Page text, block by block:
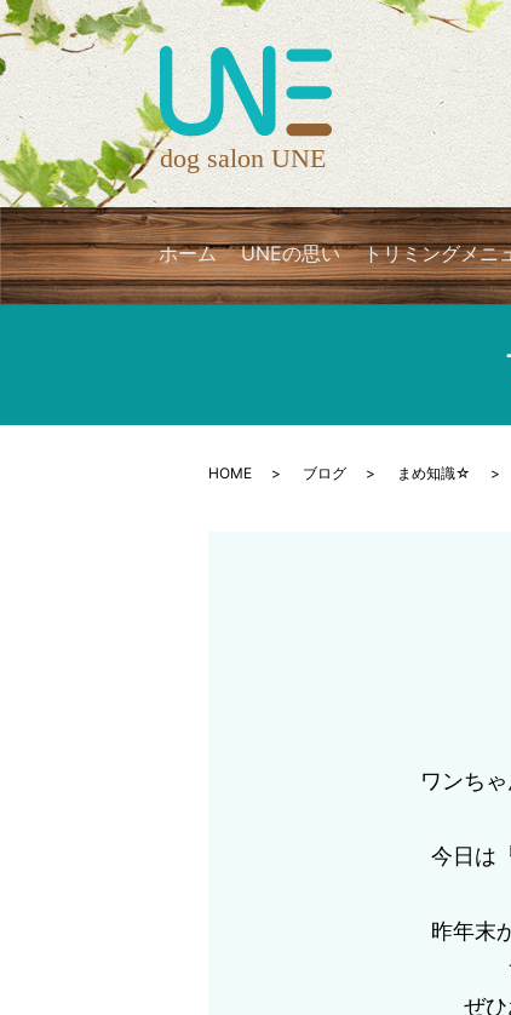
ホーム UNEの思い トリミングメニ
HOME ブログ まめ知識☆
ワンち
今日は
昨年末
ぜ